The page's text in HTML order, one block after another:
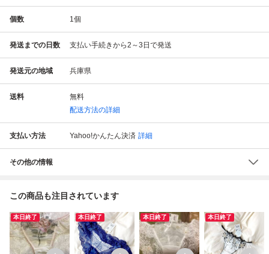
個数 1個
発送までの日数 支払い手続きから2～3日で発送
発送元の地域 兵庫県
送料
無料
配送方法の詳細
支払い方法 Yahoo!かんたん決済 詳細
その他の情報
この商品も注目されています
本日終了 本日終了 本日終了 本日終了